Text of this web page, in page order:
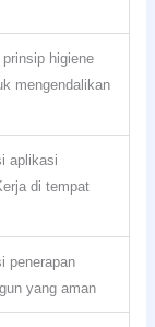
prinsip higiene
mengendalikan
aplikasi
di tempat
penerapan
yang aman